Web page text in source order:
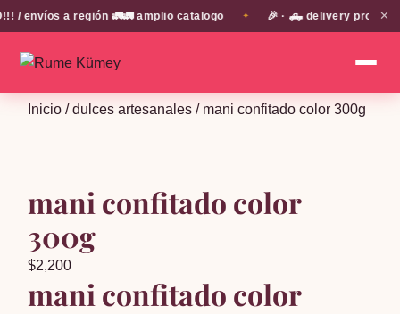
envíos a región 🚛🚛 amplio catalogo 🎉 · 🛻 delivery propio en
✕
Inicio /dulces artesanales / mani confitado color 300g
mani confitado color
300g
$2,200
mani confitado color